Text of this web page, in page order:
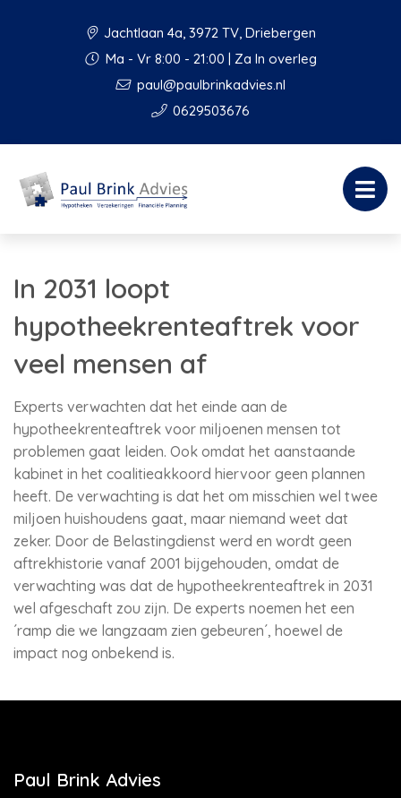
Jachtlaan 4a, 3972 TV, Driebergen
Ma - Vr 8:00 - 21:00 | Za In overleg
paul@paulbrinkadvies.nl
0629503676
In 2031 loopt
hypotheekrenteaftrek voor
veel mensen af
Experts verwachten dat het einde aan de
hypotheekrenteaftrek voor miljoenen mensen tot
problemen gaat leiden. Ook omdat het aanstaande
kabinet in het coalitieakkoord hiervoor geen plannen
heeft. De verwachting is dat het om misschien wel twee
miljoen huishoudens gaat, maar niemand weet dat
zeker. Door de Belastingdienst werd en wordt geen
aftrekhistorie vanaf 2001 bijgehouden, omdat de
verwachting was dat de hypotheekrenteaftrek in 2031
wel afgeschaft zou zijn. De experts noemen het een
´ramp die we langzaam zien gebeuren´, hoewel de
impact nog onbekend is.
Paul Brink Advies